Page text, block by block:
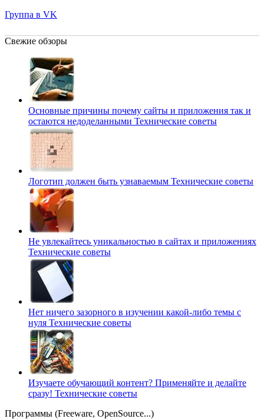
Группа в VK
Свежие обзоры
Основные причины почему сайты и приложения так и
остаются недоделанными Технические советы
Логотип должен быть узнаваемым Технические советы
Не увлекайтесь уникальностью в сайтах и приложениях
Технические советы
Нет ничего зазорного в изучении какой-либо темы с
нуля Технические советы
Изучаете обучающий контент? Применяйте и делайте
сразу! Технические советы
Программы (Freeware, OpenSource...)